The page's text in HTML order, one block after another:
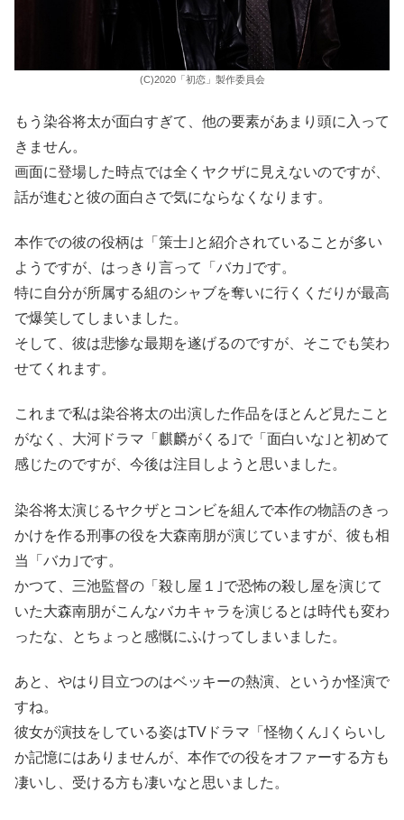
(C)2020「初恋」製作委員会
もう染谷将太が面白すぎて、他の要素があまり頭に入って
きません。
画面に登場した時点では全くヤクザに見えないのですが、
話が進むと彼の面白さで気にならなくなります。
本作での彼の役柄は「策士｣と紹介されていることが多い
ようですが、はっきり言って「バカ｣です。
特に自分が所属する組のシャブを奪いに行くくだりが最高
で爆笑してしまいました。
そして、彼は悲惨な最期を遂げるのですが、そこでも笑わ
せてくれます。
これまで私は染谷将太の出演した作品をほとんど見たこと
がなく、大河ドラマ「麒麟がくる｣で「面白いな｣と初めて
感じたのですが、今後は注目しようと思いました。
染谷将太演じるヤクザとコンビを組んで本作の物語のきっ
かけを作る刑事の役を大森南朋が演じていますが、彼も相
当「バカ｣です。
かつて、三池監督の「殺し屋１｣で恐怖の殺し屋を演じて
いた大森南朋がこんなバカキャラを演じるとは時代も変わ
ったな、とちょっと感慨にふけってしまいました。
あと、やはり目立つのはベッキーの熱演、というか怪演で
すね。
彼女が演技をしている姿はTVドラマ「怪物くん｣くらいし
か記憶にはありませんが、本作での役をオファーする方も
凄いし、受ける方も凄いなと思いました。